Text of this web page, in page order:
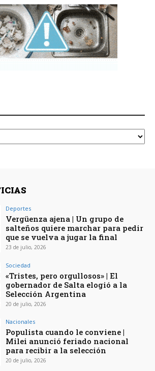
Deportes
Vergüenza ajena | Un grupo de
salteños quiere marchar para pedir
que se vuelva a jugar la final
23 de julio, 2026
Sociedad
«Tristes, pero orgullosos» | El
gobernador de Salta elogió a la
Selección Argentina
20 de julio, 2026
Nacionales
Populista cuando le conviene |
Milei anunció feriado nacional
para recibir a la selección
20 de julio, 2026